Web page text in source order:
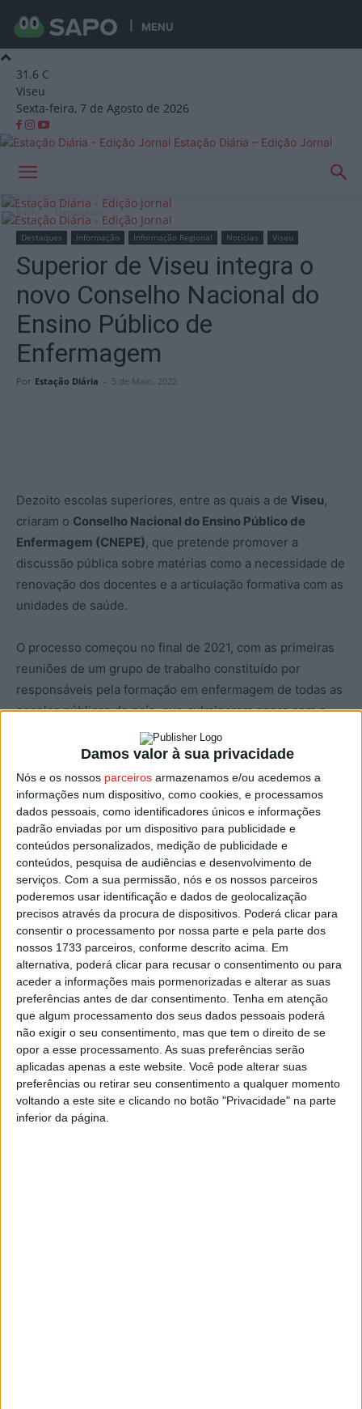
Damos valor à sua privacidade
Nós e os nossos parceiros armazenamos e/ou acedemos a
informações num dispositivo, como cookies, e processamos
dados pessoais, como identificadores únicos e informações
padrão enviadas por um dispositivo para publicidade e
conteúdos personalizados, medição de publicidade e
conteúdos, pesquisa de audiências e desenvolvimento de
serviços. Com a sua permissão, nós e os nossos parceiros
poderemos usar identificação e dados de geolocalização
precisos através da procura de dispositivos. Poderá clicar para
consentir o processamento por nossa parte e pela parte dos
nossos 1733 parceiros, conforme descrito acima. Em
alternativa, poderá clicar para recusar o consentimento ou para
aceder a informações mais pormenorizadas e alterar as suas
preferências antes de dar consentimento. Tenha em atenção
que algum processamento dos seus dados pessoais poderá
não exigir o seu consentimento, mas que tem o direito de se
opor a esse processamento. As suas preferências serão
aplicadas apenas a este website. Você pode alterar suas
preferências ou retirar seu consentimento a qualquer momento
voltando a este site e clicando no botão "Privacidade" na parte
inferior da página.
MENU
31.6 C
Viseu
Sexta-feira, 7 de Agosto de 2026
Estação Diária – Edição Jornal
Início Destaques
Destaques Informação Informação Regional Notícias Viseu
Superior de Viseu integra o
novo Conselho Nacional do
Ensino Público de
Enfermagem
Por Estação Diária - 5 de Maio, 2022
Dezoito escolas superiores, entre as quais a de Viseu,
criaram o Conselho Nacional do Ensino Público de
Enfermagem (CNEPE), que pretende promover a
discussão pública sobre matérias como a necessidade de
renovação dos docentes e a articulação formativa com as
unidades de saúde.
O processo começou no final de 2021, com as primeiras
reuniões de um grupo de trabalho constituído por
responsáveis pela formação em enfermagem de todas as
escolas públicas do país, que culminaram agora com a
formalização deste conselho nacional.
A renovação dos quadros na educação em enfermagem,
nesta altura com um corpo docente algo envelhecido, e a
articulação entre a academia e os contextos clínicos
onde uma parte do ensino da enfermagem decorre, são
algumas das primeiras prioridades na ação do novo
Conselho Nacional, assim como a representação do setor
enquanto área científica.
A Carta de Princípios do Conselho Nacional do Ensino
Público de Enfermagem foi assinada pelas escolas
superiores de enfermagem de Coimbra, Lisboa, Évora,
Minho, Beja, Bragança, Leiria, Portalegre, Santarém,
Setúbal, Viana do Castelo, Viseu, Açores, Algarve, Aveiro,
Madeira e Trás-os-Montes e Alto Douro.
Esta e outras notícias para ouvir na Estação Diária – 96.8
FM ou em
www.968.fm